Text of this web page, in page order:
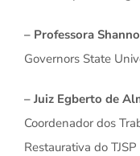
– Professora
Governors State
– Juiz Egberto de
Coordenador dos
Restaurativa do TJSP